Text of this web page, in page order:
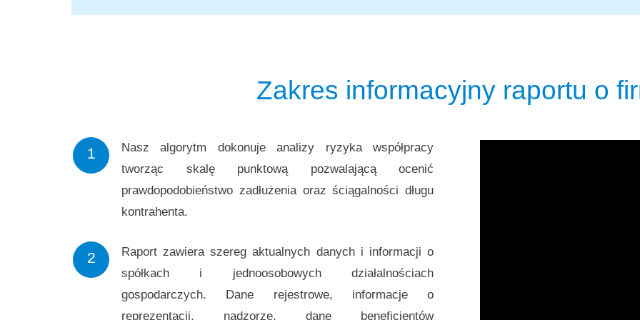
Zakres informacyjny raportu o
1
Nasz algorytm dokonuje analizy ryzyka współpracy
tworząc skalę punktową pozwalającą ocenić
prawdopodobieństwo zadłużenia oraz ściągalności długu
kontrahenta.
2
Raport zawiera szereg aktualnych danych i informacji o
spółkach i jednoosobowych działalnościach
gospodarczych. Dane rejestrowe, informacje o
reprezentacji, nadzorze, dane beneficjentów